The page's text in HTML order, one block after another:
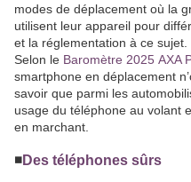
modes de déplacement où la
utilisent leur appareil pour
et la réglementation à ce sujet.
Selon le Baromètre 2025 AXA
smartphone en déplacement
savoir que parmi les
usage du téléphone au volant
en marchant.
◾️Des téléphones sûrs